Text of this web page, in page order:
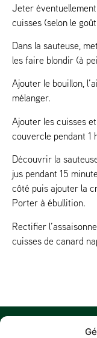
Jeter
cuisses (selon le
Dans la sauteuse,
les faire blondir (à
Ajouter le bouillon,
mélanger.
Ajouter les cuisses
couvercle pendant 1
Découvrir la
jus pendant 15
côté puis ajouter la
Porter à ébullition.
Rectifier
cuisses de canard